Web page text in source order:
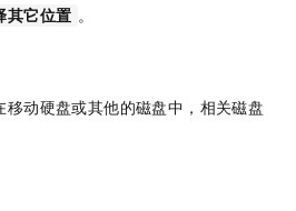
其它位置 。
动硬盘或其他的磁盘中，相关磁盘